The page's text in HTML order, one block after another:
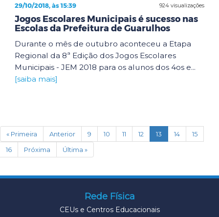
924 visualizações
29/10/2018, às 15:39
Jogos Escolares Municipais é sucesso nas
Escolas da Prefeitura de Guarulhos
Durante o mês de outubro aconteceu a Etapa
Regional da 8ª Edição dos Jogos Escolares
Municipais - JEM 2018 para os alunos dos 4os e...
[saiba mais]
« Primeira Anterior 9 10 11 12 13 (current)
14
15
16
Próxima Última »
Rede Física
CEUs e Centros Educacionais